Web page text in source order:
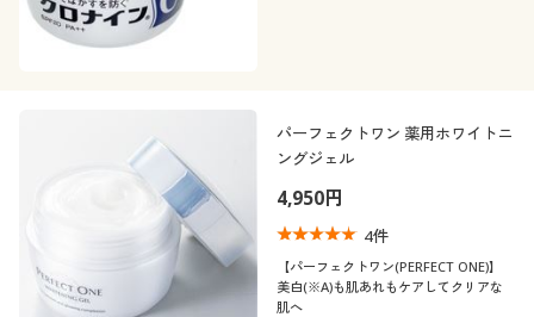
パーフェクトワン 薬用ホワイトニ
ングジェル
4,950円
4件
【パーフェクトワン(PERFECT ONE)】
美白(※A)も肌あれもケアしてクリアな
肌へ